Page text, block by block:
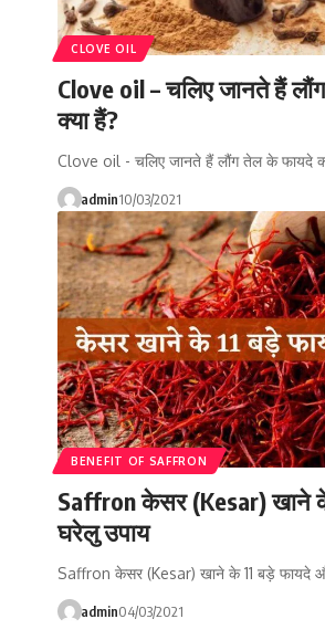
CLOVE OIL
Clove oil – चलिए जानते हैं
क्या हैं?
Clove oil - चलिए जानते हैं लौंग तेल के फायदे
admin10/03/2021
BENEFIT OF SAFFRON
Saffron केसर (Kesar) खाने
घरेलु उपाय
Saffron केसर (Kesar) खाने के 11 बड़े फायदे
admin04/03/2021